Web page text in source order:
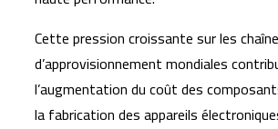
Cette pression croissante sur les
d’approvisionnement mondiales
l’augmentation du coût des
la fabrication des appareils